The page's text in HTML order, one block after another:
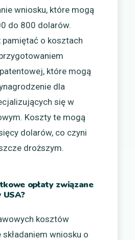
wniosku, które mogą
do 800 dolarów.
o kosztach
które mogą
dla
się w
Koszty te mogą
dolarów, co czyni
droższym.
opłaty związane
kosztów
wniosku o